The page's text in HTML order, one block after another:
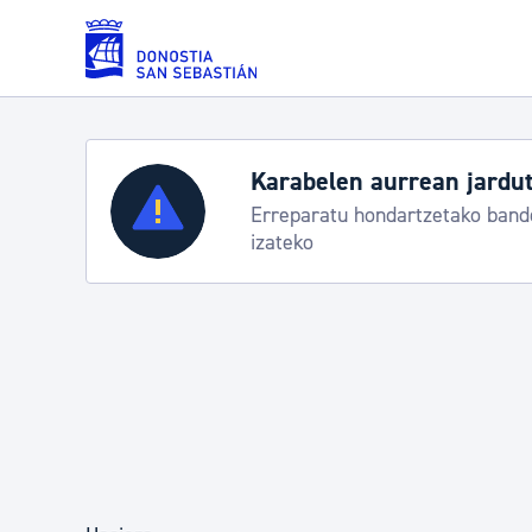
Eduki nagusira joan
Zerbitzuak
Errolda eta gai pertsonalak
Aste Nagusia 2026:
Abuztuak 8-15